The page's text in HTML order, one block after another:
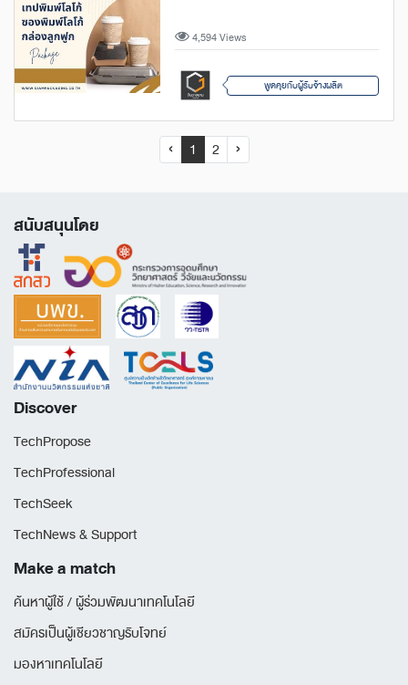
4,594 Views
พูดคุยกับผู้รับจ้างผลิต
‹ 1 2 ›
สนับสนุนโดย
Discover
TechPropose
TechProfessional
TechSeek
TechNews & Support
Make a match
ค้นหาผู้ใช้ / ผู้ร่วมพัฒนาเทคโนโลยี
สมัครเป็นผู้เชียวชาญรับโจทย์
มองหาเทคโนโลยี